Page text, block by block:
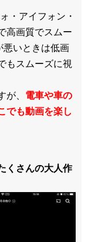
・アイフォン・
高画質でスムー
悪いときは低画
もスムーズに視
が、 電車や車の
でも動画を楽し
くさんの大人作